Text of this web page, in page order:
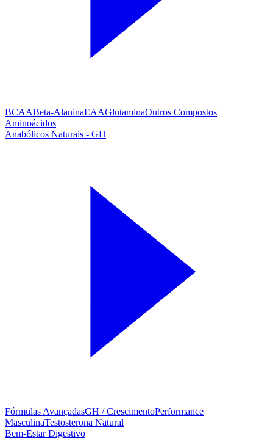
BCAABeta-AlaninaEAAGlutaminaOutros Compostos
Aminoácidos
Anabólicos Naturais - GH
Fórmulas AvançadasGH / CrescimentoPerformance
MasculinaTestosterona Natural
Bem-Estar Digestivo